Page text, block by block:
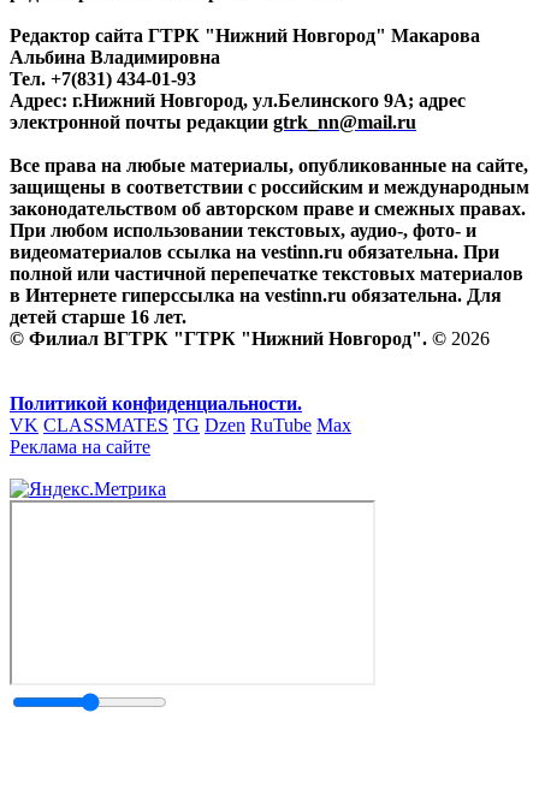
Редактор сайта ГТРК "Нижний Новгород" Макарова
Альбина Владимировна
Тел. +7(831) 434-01-93
Адрес: г.Нижний Новгород, ул.Белинского 9А; адрес
электронной почты редакции gtrk_nn@mail.ru
Все права на любые материалы, опубликованные на сайте,
защищены в соответствии с российским и международным
законодательством об авторском праве и смежных правах.
При любом использовании текстовых, аудио-, фото- и
видеоматериалов ссылка на vestinn.ru обязательна. При
полной или частичной перепечатке текстовых материалов
в Интернете гиперссылка на vestinn.ru обязательна. Для
детей старше 16 лет.
© Филиал ВГТРК "ГТРК "Нижний Новгород". © 2026
Политикой конфиденциальности.
VK CLASSMATES TG Dzen RuTube Max
Реклама на сайте